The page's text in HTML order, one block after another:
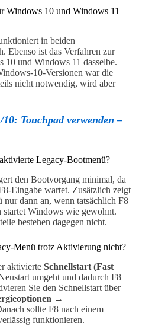
10 und Windows 11
in beiden
Ebenso ist das Verfahren zur
und Windows 11 dasselbe.
10-Versionen war die
nicht notwendig, wird aber
10: Touchpad verwenden –
Legacy-Bootmenü?
den Bootvorgang minimal, da
Eingabe wartet. Zusätzlich zeigt
nur dann an, wenn tatsächlich F8
startet Windows wie gewohnt.
bestehen dagegen nicht.
Menü trotz Aktivierung nicht?
aktivierte Schnellstart (Fast
umgeht und dadurch F8
Sie den Schnellstart über
→
sollte F8 nach einem
funktionieren.